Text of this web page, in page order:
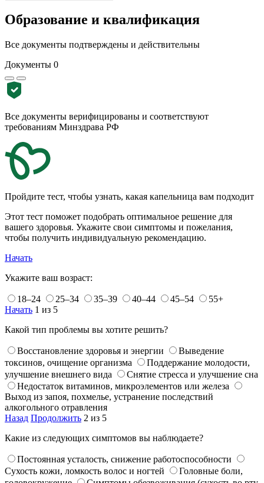
Образование и квалификация
Все документы подтверждены и действительны
Документы 0
Все документы верифицированы и соответствуют
требованиям Минздрава РФ
Пройдите тест, чтобы узнать, какая капельница вам подходит
Этот тест поможет подобрать оптимальное решение для
вашего здоровья. Укажите свои симптомы и пожелания,
чтобы получить индивидуальную рекомендацию.
Начать
Укажите ваш возраст:
18–24 25–34 35–39 40–44 45–54
55+
Начать 1 из 5
Какой тип проблемы вы хотите решить?
Восстановление здоровья и энергии
Выведение
токсинов, очищение организма
Поддержание молодости,
улучшение внешнего вида
Снятие стресса и улучшение сна
Недостаток витаминов, микроэлементов или железа
Выход из запоя, похмелье, устранение последствий
алкогольного отравления
Назад Продолжить 2 из 5
Какие из следующих симптомов вы наблюдаете?
Постоянная усталость, снижение работоспособности
Сухость кожи, ломкость волос и ногтей
Головные боли,